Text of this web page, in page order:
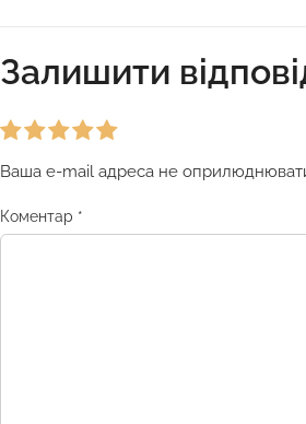
Залишити
Ваша e-mail адреса не
Коментар *